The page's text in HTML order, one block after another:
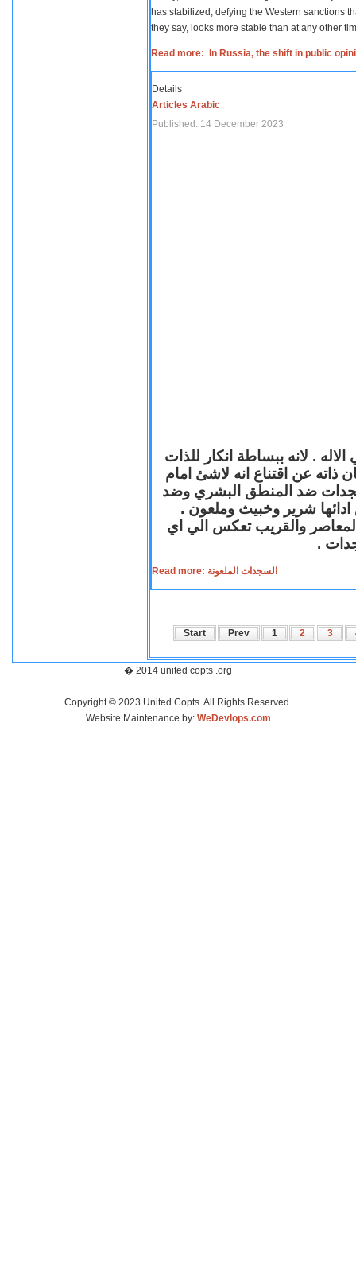
has stabilized, defying the Western sanctions
they say, looks more stable than at any other
Read more: In Russia, the shift in public
Details
Articles Arabic
Published: 14 December 2023
. لانه ببساطة انكار للذات
ذاته عن اقتناع انه لاشئ امام
ضد المنطق البشري وضد
ادائها شرير وخبيث وملعون .
المعاصر والقريب تعكس الي اي
.
Read more: السجدات الملعونة
Start Prev 1 2 3
� 2014 united copts .org
Copyright © 2023 United Copts. All Rights Reserved.
Website Maintenance by: WeDevlops.com